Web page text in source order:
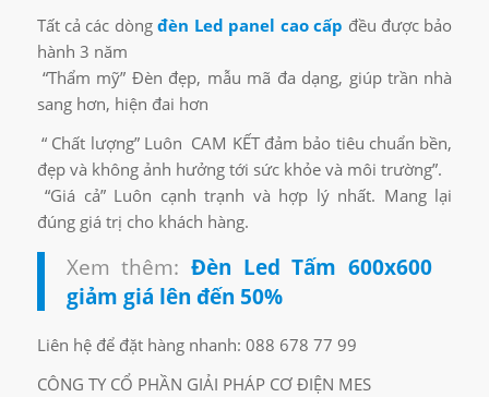
Tất cả các dòngđèn Led panel cao cấp đều được bảo
hành 3 năm
“Thẩm mỹ” Đèn đẹp, mẫu mã đa dạng, giúp trần nhà
sang hơn, hiện đai hơn
“ Chất lượng” Luôn CAM KẾT đảm bảo tiêu chuẩn bền,
đẹp và không ảnh hưởng tới sức khỏe và môi trường”.
“Giá cả” Luôn cạnh trạnh và hợp lý nhất. Mang lại
đúng giá trị cho khách hàng.
Xem thêm: Đèn Led Tấm 600x600
giảm giá lên đến 50%
Liên hệ để đặt hàng nhanh: 088 678 77 99
CÔNG TY CỔ PHẦN GIẢI PHÁP CƠ ĐIỆN MES